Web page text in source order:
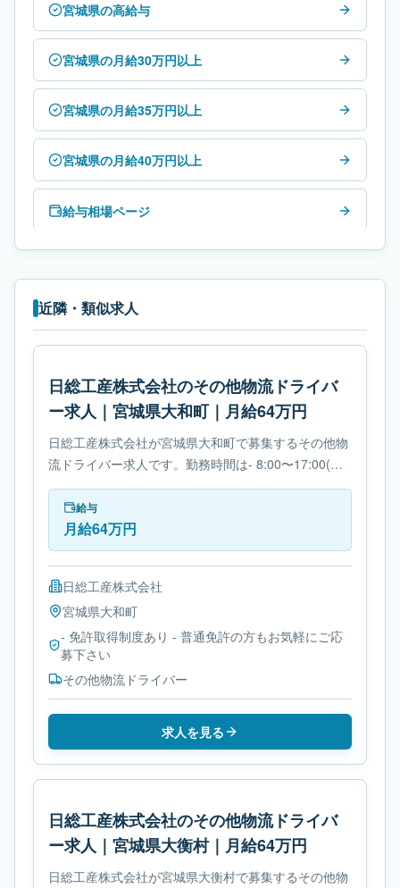
宮城県の高給与
宮城県の月給30万円以上
宮城県の月給35万円以上
宮城県の月給40万円以上
給与相場ページ
近隣・類似求人
日総工産株式会社のその他物流ドライバ
ー求人｜宮城県大和町｜月給64万円
日総工産株式会社が宮城県大和町で募集するその他物
流ドライバー求人です。勤務時間は- 8:00〜17:00(休
憩60分)です。必要免許は- 免許取得制度ありです。
給与
月給64万円
日総工産株式会社
宮城県大和町
- 免許取得制度あり - 普通免許の方もお気軽にご応
募下さい
その他物流ドライバー
求人を見る
日総工産株式会社のその他物流ドライバ
ー求人｜宮城県大衡村｜月給64万円
日総工産株式会社が宮城県大衡村で募集するその他物